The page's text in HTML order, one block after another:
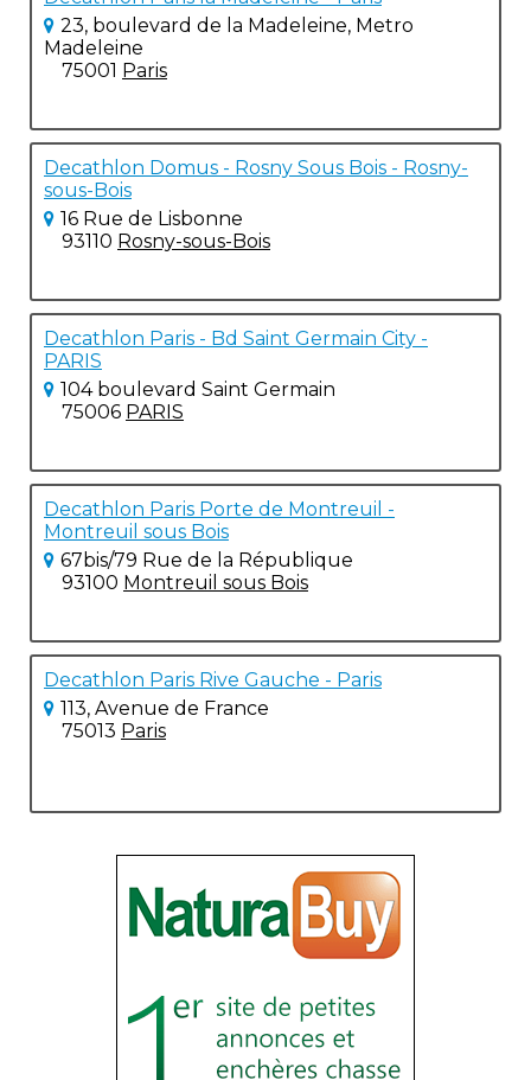
23, boulevard de la Madeleine, Metro
Madeleine
75001 Paris
Decathlon Domus - Rosny Sous Bois - Rosny-
sous-Bois
16 Rue de Lisbonne
93110 Rosny-sous-Bois
Decathlon Paris - Bd Saint Germain City -
PARIS
104 boulevard Saint Germain
75006 PARIS
Decathlon Paris Porte de Montreuil -
Montreuil sous Bois
67bis/79 Rue de la République
93100 Montreuil sous Bois
Decathlon Paris Rive Gauche - Paris
113, Avenue de France
75013 Paris